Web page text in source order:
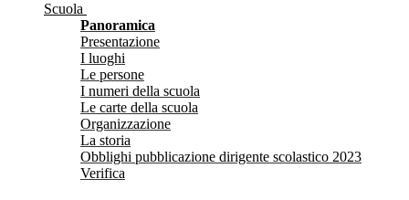
Scuola
Panoramica
Presentazione
I luoghi
Le persone
I numeri della scuola
Le carte della scuola
Organizzazione
La storia
Obblighi pubblicazione dirigente scolastico 2023
Verifica